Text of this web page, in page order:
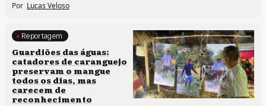
Por Lucas Veloso
Clima e cultura
Reportagem
Guardiões das águas:
catadores de caranguejo
preservam o mangue
todos os dias, mas
carecem de
reconhecimento